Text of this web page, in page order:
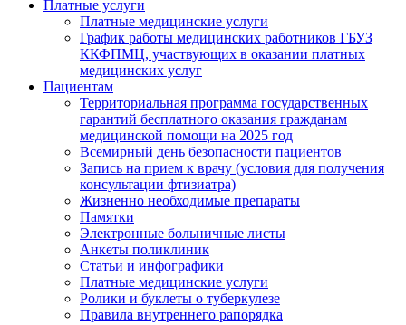
Платные услуги
Платные медицинские услуги
График работы медицинских работников ГБУЗ
ККФПМЦ, участвующих в оказании платных
медицинских услуг
Пациентам
Территориальная программа государственных
гарантий бесплатного оказания гражданам
медицинской помощи на 2025 год
Всемирный день безопасности пациентов
Запись на прием к врачу (условия для получения
консультации фтизиатра)
Жизненно необходимые препараты
Памятки
Электронные больничные листы
Анкеты поликлиник
Статьи и инфографики
Платные медицинские услуги
Ролики и буклеты о туберкулезе
Правила внутреннего рапорядка